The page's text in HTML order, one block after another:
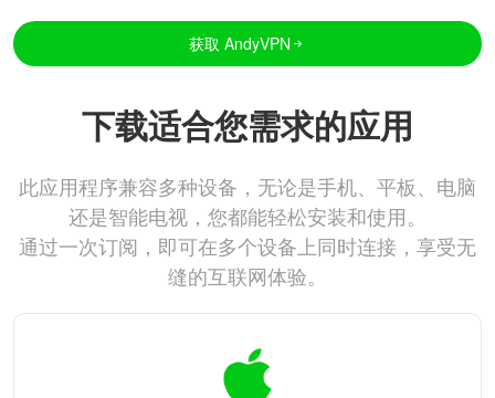
获取 AndyVPN
下载适合您需求的应用
此应用程序兼容多种设备，无论是手机、平板、电脑
还是智能电视，您都能轻松安装和使用。
通过一次订阅，即可在多个设备上同时连接，享受无
缝的互联网体验。